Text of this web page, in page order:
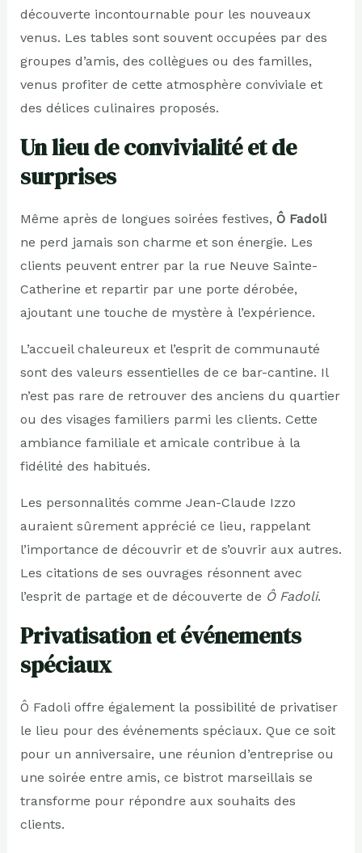
découverte incontournable pour les nouveaux
venus. Les tables sont souvent occupées par des
groupes d’amis, des collègues ou des familles,
venus profiter de cette atmosphère conviviale et
des délices culinaires proposés.
Un lieu de convivialité et de
surprises
Même après de longues soirées festives, Ô Fadoli
ne perd jamais son charme et son énergie. Les
clients peuvent entrer par la rue Neuve Sainte-
Catherine et repartir par une porte dérobée,
ajoutant une touche de mystère à l’expérience.
L’accueil chaleureux et l’esprit de communauté
sont des valeurs essentielles de ce bar-cantine. Il
n’est pas rare de retrouver des anciens du quartier
ou des visages familiers parmi les clients. Cette
ambiance familiale et amicale contribue à la
fidélité des habitués.
Les personnalités comme Jean-Claude Izzo
auraient sûrement apprécié ce lieu, rappelant
l’importance de découvrir et de s’ouvrir aux autres.
Les citations de ses ouvrages résonnent avec
l’esprit de partage et de découverte de Ô Fadoli.
Privatisation et événements
spéciaux
Ô Fadoli offre également la possibilité de privatiser
le lieu pour des événements spéciaux. Que ce soit
pour un anniversaire, une réunion d’entreprise ou
une soirée entre amis, ce bistrot marseillais se
transforme pour répondre aux souhaits des
clients.